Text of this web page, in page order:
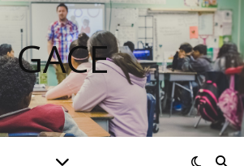
GACE